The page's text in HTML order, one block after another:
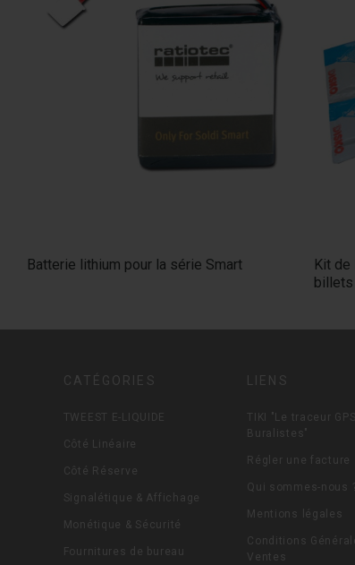
Batterie lithium pour la série Smart
Kit de
billets
CATÉGORIES
TWEEST E-LIQUIDE
Côté Linéaire
Côté Réserve
Signalétique & Affichage
Monétique & Sécurité
Fournitures de bureau
LIENS
TIKI "Le traceur
Buralistes"
Régler une facture
Qui sommes-nous ?
Mentions légales
Conditions
Ventes